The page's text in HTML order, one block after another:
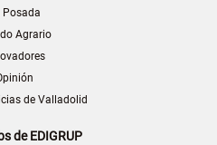
Posada
Agrario
de Valladolid
de EDIGRUP